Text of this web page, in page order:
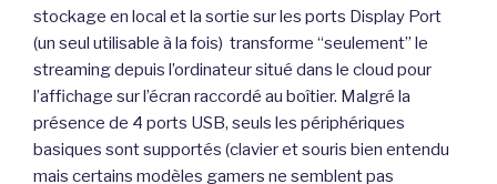
stockage en local et la sortie sur les ports Display Port
(un seul utilisable à la fois) transforme “seulement” le
streaming depuis l’ordinateur situé dans le cloud pour
l’affichage sur l’écran raccordé au boîtier. Malgré la
présence de 4 ports USB, seuls les périphériques
basiques sont supportés (clavier et souris bien entendu
mais certains modèles gamers ne semblent pas